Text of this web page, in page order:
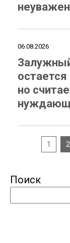
06.08.2026
но
1 2
Поиск